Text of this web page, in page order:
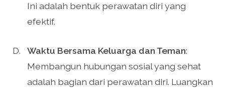
Ini adalah bentuk perawatan diri yang
efektif.
Waktu Bersama Keluarga dan Teman:
Membangun hubungan sosial yang sehat
adalah bagian dari perawatan diri. Luangkan